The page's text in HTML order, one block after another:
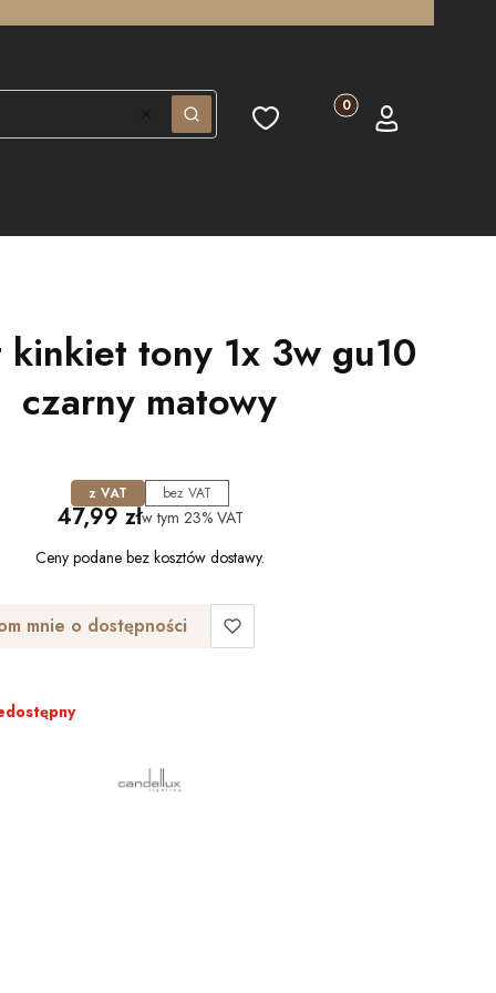
WyczyśćSzukaj Ulubione Produkty w koszyku:
Koszyk Zaloguj się
kinkiet tony 1x 3w gu10
czarny matowy
z VAT bez VAT
Cena
47,99 złw tym 23% VAT
Ceny podane bez kosztów dostawy.
mnie o dostępności